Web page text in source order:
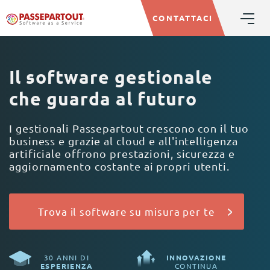
CONTATTACI
Il software gestionale
che guarda al futuro
I gestionali Passepartout crescono con il tuo
business e grazie al cloud e all'intelligenza
artificiale offrono prestazioni, sicurezza e
aggiornamento costante ai propri utenti.
Trova il software su misura per te
30 ANNI DI
ESPERIENZA
INNOVAZIONE
CONTINUA